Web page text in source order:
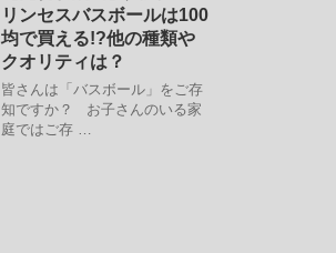
リンセスバスボールは100
均で買える!?他の種類や
クオリティは？
皆さんは「バスボール」をご存
知ですか？ お子さんのいる家
庭ではご存 …